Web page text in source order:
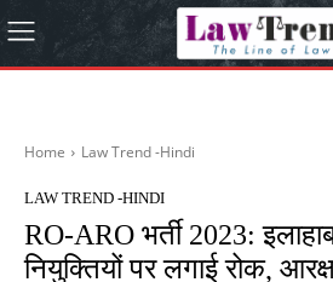
Home Law Trend -Hindi
LAW TREND -HINDI
RO-ARO भर्ती 2023:
नियुक्तियों पर लगाई रोक,